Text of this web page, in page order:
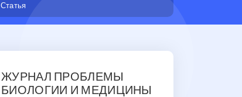
Статья
ЖУРНАЛ ПРОБЛЕМЫ
БИОЛОГИИ И МЕДИЦИНЫ